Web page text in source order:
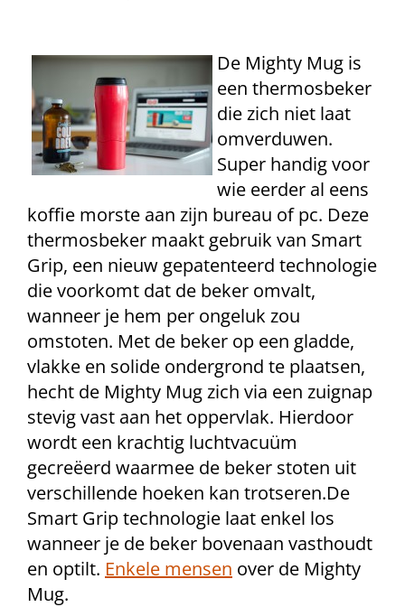
De Mighty Mug is
een thermosbeker
die zich niet laat
omverduwen.
Super handig voor
wie eerder al eens
koffie morste aan zijn bureau of pc. Deze
thermosbeker maakt gebruik van Smart
Grip, een nieuw gepatenteerd technologie
die voorkomt dat de beker omvalt,
wanneer je hem per ongeluk zou
omstoten. Met de beker op een gladde,
vlakke en solide ondergrond te plaatsen,
hecht de Mighty Mug zich via een zuignap
stevig vast aan het oppervlak. Hierdoor
wordt een krachtig luchtvacuüm
gecreëerd waarmee de beker stoten uit
verschillende hoeken kan trotseren.De
Smart Grip technologie laat enkel los
wanneer je de beker bovenaan vasthoudt
en optilt. Enkele mensen over de Mighty
Mug.